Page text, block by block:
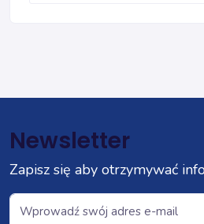
Newsletter
Zapisz się aby otrzymywać